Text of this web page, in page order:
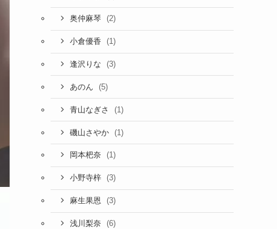
奥仲麻琴 (2)
小倉優香 (1)
逢沢りな (3)
あのん (5)
青山なぎさ (1)
磯山さやか (1)
岡本杷奈 (1)
小野寺梓 (3)
麻生果恩 (3)
浅川梨奈 (6)